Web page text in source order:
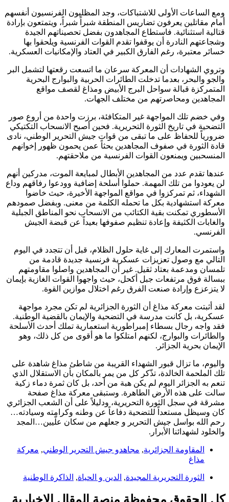
ومع الساعات الأولى للاشتباكات، وجد المظليون الفرنسيون أنفسهم
أمام مقاتلين يعرفون تضاريس المنطقة شبراً شبراً، ويتمتعون بإرادة
قتالية استثنائية. فاستطاع المجاهدون بفضل تحصيناتهم الجيدة
وشجاعتهم النادرة أن يوقفوا تقدم القوات الفرنسية ويلحقوا بها
خسائر معتبرة، رغم الفارق الكبير في العتاد والإمكانيات العسكرية.
وتروي الشهادات أن المعركة سرعان ما اتسعت رقعتها لتشمل البر
والجو والبحر، بعدما تدخلت الطائرات الحربية والبوارج البحرية
المتمركزة قبالة سواحل البرج الأبيض ومذاغ لقصف مواقع
المجاهدين ومحاصرتهم من مختلف الجهات.
وفي خضم تلك المواجهة غير المتكافئة، برزت واحدة من أروع صور
التضحية في تاريخ الثورة التحريرية. فحين أصبح الانسحاب التكتيكي
ضرورياً للحفاظ على ما تبقى من قوات جيش التحرير الوطني، نادى
قادة الثورة في صفوف المجاهدين بحثاً عمن يحمون ظهور إخوانهم
المنسحبين ويمنعون القوات الفرنسية من ملاحقتهم.
عندها تقدم عدد من المجاهدين الأبطال لمبايعة الموت، مدركين أنهم
لن يعودوا من تلك المهمة. حملوا أسلحة إضافية وودعوا رفاقهم وداع
الشهداء، ثم تمركزوا في مواقع المواجهة الأخيرة، حيث خاضوا
معركة استشهادية بكل ما تحمله الكلمة من معنى. وبفضل صمودهم
الأسطوري تمكنت بقية الكتائب من الانسحاب نحو المناطق الجبلية
والغابات الكثيفة وإعادة تنظيم صفوفها بعيداً عن قبضة الجيش
الفرنسي.
واستمرت المعارك إلى غاية حلول الظلام، قبل أن تتجدد في اليوم
التالي مع وصول تعزيزات عسكرية فرنسية جديدة قادمة من
تلمسان ومدعمة بعتاد ثقيل. غير أن المجاهدين واصلوا مقاومتهم
ببسالة فوق مرتفعات جبل أكحل، حيث واجهوا القوات الغازية بإيمان
لا يتزعزع وإرادة صنعت الفرق رغم اختلال موازين القوة.
لقد أثبتت معركة مذاغ أن الثورة الجزائرية لم تكن مجرد مواجهة
عسكرية، بل كانت مدرسة في التضحية والإيمان بالقضية الوطنية.
فقد واجه رجال بسطاء إمبراطورية استعمارية تملك أحدث الأسلحة
والطائرات والبوارج، لكنهم امتلكوا ما هو أقوى من كل ذلك، وهو
الإيمان بحرية الجزائر.
واليوم، ما تزال قبور الشهداء القريبة من شاطئ مذاغ شاهدة على
تلك الملحمة الخالدة، تذّكر كل من يمر بالمكان بأن الاستقلال الذي
تنعم به الجزائر اليوم لم يكن هبة من أحد، بل كان ثمرة دماء زكية
سالت على هذه الأرض الطاهرة. وستبقى معركة مذاغ صفحة
مشرقة في سجل الثورة التحريرية، ودليلاً على أن الشعب الجزائري
كان وسيظل مستعداً للتضحية دفاعاً عن وطنه وكرامته وسيادته…
رحم الله بواسل جيش التحرير و جعلهم من سكان علّيين…المجد
والخلود لشهدائنا الأبرار.
المقاومة الجزائرية, مجاهدو جيش التحرير الوطني, معركة
مذاغ
الثورة التحريرية المجيدة, الدين و الحياة, الذاكرة الوطنية